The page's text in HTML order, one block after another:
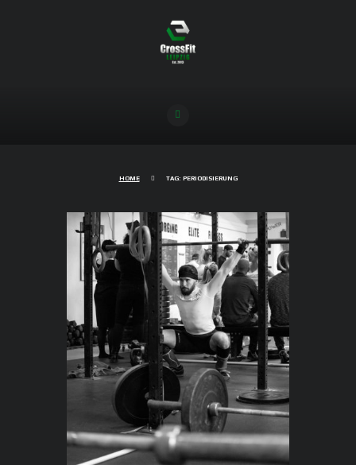
HOME TAG: PERIODISIERUNG
Darum profitierst Du von einem
gut geplanten Kraftzyklus!
04/02/2020 3010 0COMMENTS
Im folgenden Artikel möchten wir gerne
erklären, weshalb Du von einem Kraftzyklus,
wie wir ihn beispielsweise in den folgenden
Wochen gemeinsam durchführen werden,
enorm profitieren kannst. Die meisten von uns
kommen ein paar Mal die Woche in die Box und
trainieren einfach das mit, was am Whiteboard
steht, ohne sich weiter Gedanken darüber zu
machen.